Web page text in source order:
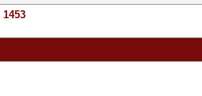
- 0 von 5 durchschnittlich